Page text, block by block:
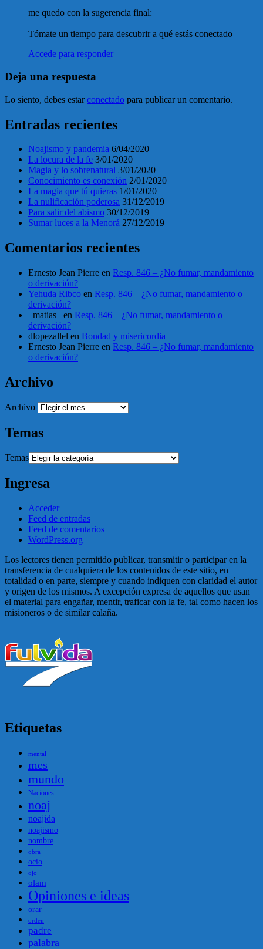
me quedo con la sugerencia final:
Tómate un tiempo para descubrir a qué estás conectado
Accede para responder
Deja una respuesta
Lo siento, debes estarconectado para publicar un comentario.
Entradas recientes
Noajismo y pandemia 6/04/2020
La locura de la fe 3/01/2020
Magia y lo sobrenatural 3/01/2020
Conocimiento es conexión 2/01/2020
La magia que tú quieras 1/01/2020
La nulificación poderosa 31/12/2019
Para salir del abismo 30/12/2019
Sumar luces a la Menorá 27/12/2019
Comentarios recientes
Ernesto Jean Pierre en Resp. 846 – ¿No fumar, mandamiento
o derivación?
Yehuda Ribco en Resp. 846 – ¿No fumar, mandamiento o
derivación?
_matias_
en Resp. 846 – ¿No fumar, mandamiento o
derivación?
dlopezallel en Bondad y misericordia
Ernesto Jean Pierre en Resp. 846 – ¿No fumar, mandamiento
o derivación?
Archivo
Archivo
Temas
Temas
Ingresa
Acceder
Feed de entradas
Feed de comentarios
WordPress.org
Los lectores tienen permitido publicar, transmitir o participar en la
transferencia de cualquiera de los contenidos de este sitio, en
totalidad o en parte, siempre y cuando indiquen con claridad el autor
y origen de los mismos. A excepción expresa de aquellos que usan
el material para engañar, mentir, traficar con la fe, tal como hacen los
misioneros o de similar calaña.
Etiquetas
mental
mes
mundo
Naciones
noaj
noajida
noajismo
nombre
obra
ocio
ojo
olam
Opiniones e ideas
orar
orden
padre
palabra